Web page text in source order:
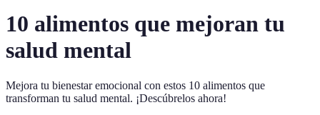
10 alimentos que mejoran tu
salud mental
Mejora tu bienestar emocional con estos 10 alimentos que
transforman tu salud mental. ¡Descúbrelos ahora!